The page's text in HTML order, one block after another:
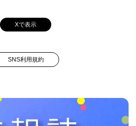
Xで表示
SNS利用規約